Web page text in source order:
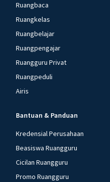
Ruangbaca
Ruangkelas
Ruangbelajar
Ruangpengajar
Ruangguru Privat
Ruangpeduli
Airis
Bantuan & Panduan
Kredensial Perusahaan
Beasiswa Ruangguru
Cicilan Ruangguru
Promo Ruangguru